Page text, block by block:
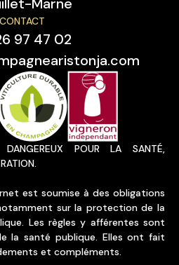
CONTACT
97 47 02
POUR LA SANTÉ,
est soumise à des obligations
sur la protection de la
Les règles y afférentes sont
la santé publique. Elles ont fait
et compléments.